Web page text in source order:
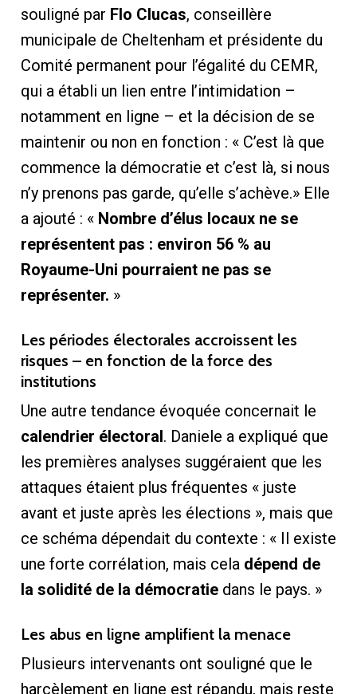
souligné par Flo Clucas, conseillère
municipale de Cheltenham et présidente du
Comité permanent pour l’égalité du CEMR,
qui a établi un lien entre l’intimidation –
notamment en ligne – et la décision de se
maintenir ou non en fonction : « C’est là que
commence la démocratie et c’est là, si nous
n’y prenons pas garde, qu’elle s’achève.» Elle
a ajouté : « Nombre d’élus locaux ne se
représentent pas : environ 56 % au
Royaume-Uni pourraient ne pas se
représenter. »
Les périodes électorales accroissent les
risques – en fonction de la force des
institutions
Une autre tendance évoquée concernait le
calendrier électoral. Daniele a expliqué que
les premières analyses suggéraient que les
attaques étaient plus fréquentes « juste
avant et juste après les élections », mais que
ce schéma dépendait du contexte : « Il existe
une forte corrélation, mais cela dépend de
la solidité de la démocratiedans le pays. »
Les abus en ligne amplifient la menace
Plusieurs intervenants ont souligné que le
harcèlement en ligne est répandu, mais reste